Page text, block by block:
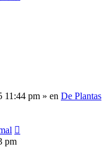
11:44 pm » en De Plantas
pm